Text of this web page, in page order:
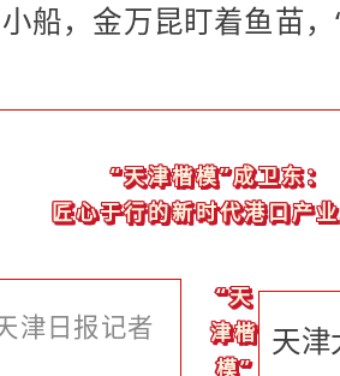
船，金万昆盯着鱼苗
“天津楷模”成卫东：
匠心于行的新时代港口产
津日报记者
“天
津楷
模”
天津